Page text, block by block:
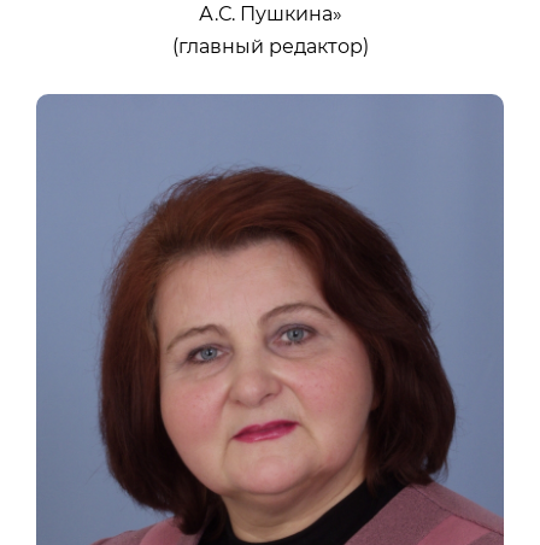
А.С. Пушкина»
(главный редактор)